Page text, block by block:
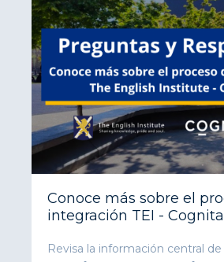
Conoce más sobre el
integración TEI - Cognita
Revisa la información central